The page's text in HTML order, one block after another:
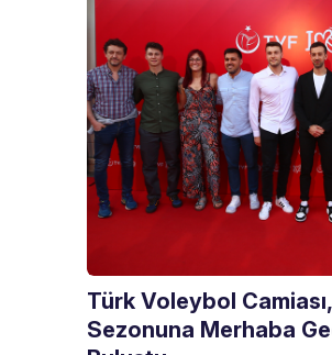
Türk Voleybol
Sezonuna Merhaba